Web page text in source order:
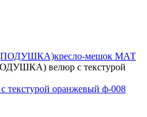
(ПОДУШКА)кресло-мешок МАТ
велюр с текстурой